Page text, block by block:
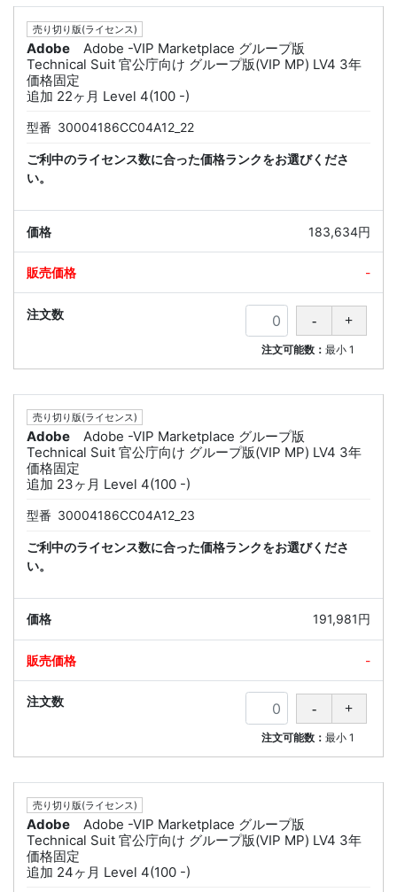
売り切り版(ライセンス)
Adobe
Adobe -VIP Marketplace グループ版
Technical Suit 官公庁向け グループ版(VIP MP) LV4 3年
価格固定
追加 22ヶ月 Level 4(100 -)
型番 30004186CC04A12_22
ご利中のライセンス数に合った価格ランクをお選びくださ
い。
183,634円
-
注文可能数：最小 1
売り切り版(ライセンス)
Adobe
Adobe -VIP Marketplace グループ版
Technical Suit 官公庁向け グループ版(VIP MP) LV4 3年
価格固定
追加 23ヶ月 Level 4(100 -)
型番 30004186CC04A12_23
ご利中のライセンス数に合った価格ランクをお選びくださ
い。
191,981円
-
注文可能数：最小 1
売り切り版(ライセンス)
Adobe
Adobe -VIP Marketplace グループ版
Technical Suit 官公庁向け グループ版(VIP MP) LV4 3年
価格固定
追加 24ヶ月 Level 4(100 -)